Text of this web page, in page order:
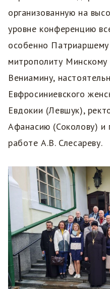
организованную на
уровне конференцию
особенно Патриаршему
митрополиту Минскому
Вениамину,
Евфросиниевского
Евдокии (Левшук),
Афанасию (Соколову) и
работе А.В. Слесареву.